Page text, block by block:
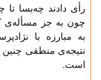
رأی دادند چه‌بسا تا
چون به جز مسأله‌ی
به مبارزه با
نتیجه‌ی منطقی
است.